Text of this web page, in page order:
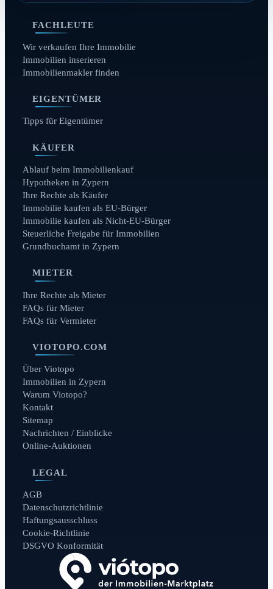
FACHLEUTE
Wir verkaufen Ihre Immobilie
Immobilien inserieren
Immobilienmakler finden
EIGENTÜMER
Tipps für Eigentümer
KÄUFER
Ablauf beim Immobilienkauf
Hypotheken in Zypern
Ihre Rechte als Käufer
Immobilie kaufen als EU-Bürger
Immobilie kaufen als Nicht-EU-Bürger
Steuerliche Freigabe für Immobilien
Grundbuchamt in Zypern
MIETER
Ihre Rechte als Mieter
FAQs für Mieter
FAQs für Vermieter
VIOTOPO.COM
Über Viotopo
Immobilien in Zypern
Warum Viotopo?
Kontakt
Sitemap
Nachrichten / Einblicke
Online-Auktionen
LEGAL
AGB
Datenschutzrichtlinie
Haftungsausschluss
Cookie-Richtlinie
DSGVO Konformität